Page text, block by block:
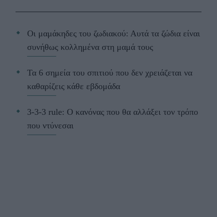
Οι μαμάκηδες του ζωδιακού: Αυτά τα ζώδια είναι
συνήθως κολλημένα στη μαμά τους
Τα 6 σημεία του σπιτιού που δεν χρειάζεται να
καθαρίζεις κάθε εβδομάδα
3-3-3 rule: Ο κανόνας που θα αλλάξει τον τρόπο
που ντύνεσαι